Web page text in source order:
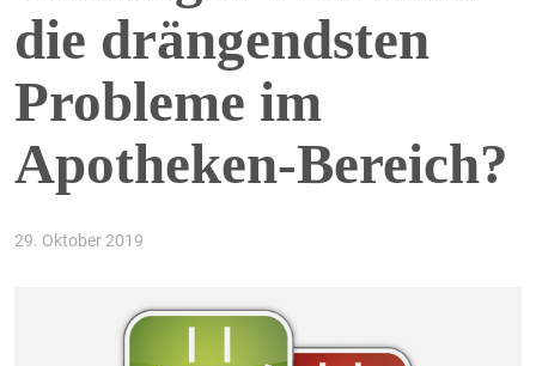
die drängendsten
Probleme im
Apotheken-Bereich?
29. Oktober 2019